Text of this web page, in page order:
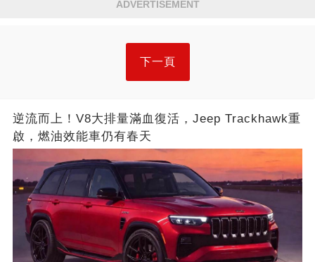
ADVERTISEMENT
下一頁
逆流而上！V8大排量滿血復活，Jeep Trackhawk重
啟，燃油效能車仍有春天